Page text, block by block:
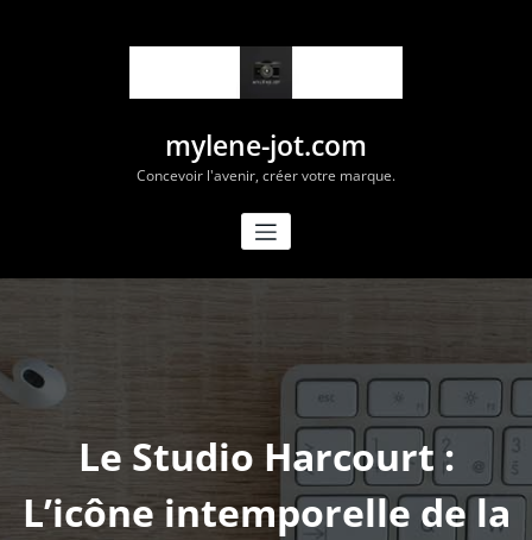
mylene-jot.com
Concevoir l'avenir, créer votre marque.
Le Studio Harcourt :
L’icône intemporelle de la